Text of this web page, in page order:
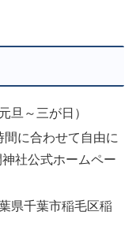
旦～三が日）
に合わせて自由に
社公式ホームペー
県千葉市稲毛区稲